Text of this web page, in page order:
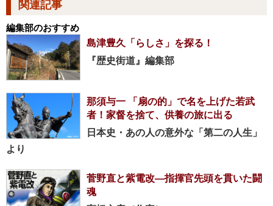
関連記事
編集部のおすすめ
島津豊久「らしさ」を探る！
『歴史街道』編集部
那須与一 「扇の的」で名を上げた若武
者！家督を捨て、供養の旅に出る
日本史・あの人の意外な「第二の人生」
より
菅野直と紫電改―指揮官先頭を貫いた闘
魂